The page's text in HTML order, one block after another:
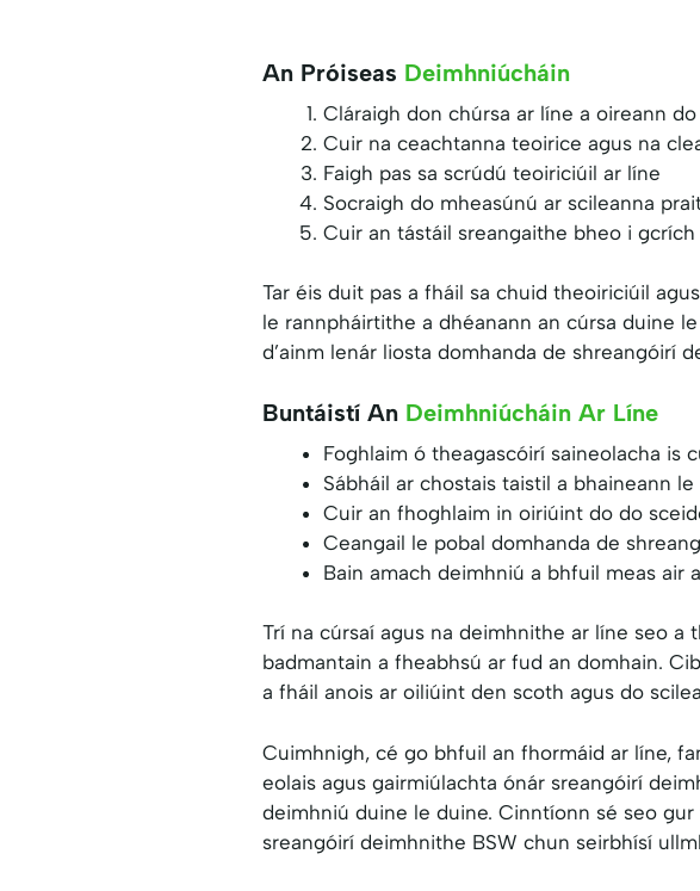
An Próiseas Deimhniúcháin
Cláraigh don chúrsa ar líne a oireann
Cuir na ceachtanna teoirice agus na
Faigh pas sa scrúdú teoiriciúil ar líne
Socraigh do mheasúnú ar scileanna
Cuir an tástáil sreangaithe bheo i
Tar éis duit pas a fháil sa chuid theoiriciúil
le rannpháirtithe a dhéanann an cúrsa duine
d’ainm lenár liosta domhanda de shreangóirí
Buntáistí An Deimhniúcháin Ar Líne
Foghlaim ó theagascóirí saineolacha is
Sábháil ar chostais taistil a bhaineann
Cuir an fhoghlaim in oiriúint do do
Ceangail le pobal domhanda de
Bain amach deimhniú a bhfuil meas air
Trí na cúrsaí agus na deimhnithe ar líne seo a
badmantain a fheabhsú ar fud an domhain.
a fháil anois ar oiliúint den scoth agus do
Cuimhnigh, cé go bhfuil an fhormáid ar líne,
eolais agus gairmiúlachta ónár sreangóirí
deimhniú duine le duine. Cinntíonn sé seo
sreangóirí deimhnithe BSW chun seirbhísí